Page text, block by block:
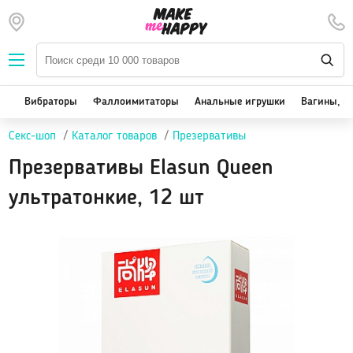
Вибраторы
Вакуум-волновые стимуляторы клитора
Реалистичные
Стимулятор точки G
Клиторальные вибраторы, вибропули
Вибраторы Фаллоимитаторы Анальные игрушки Вагины,
Секс-шоп Каталог товаров Презервативы
Презервативы Elasun Queen
ультратонкие, 12 шт